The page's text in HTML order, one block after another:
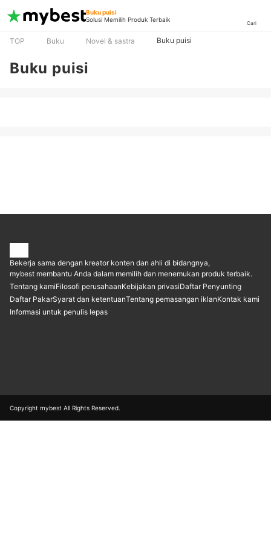
Buku puisi
Solusi Memilih Produk Terbaik
Cari
TOP Buku Novel & sastra Buku puisi
Buku puisi
Bekerja sama dengan kreator konten dan ahli di bidangnya,
mybest membantu Anda dalam memilih dan menemukan produk terbaik.
Tentang kamiFilosofi perusahaanKebijakan privasiDaftar Penyunting
Daftar PakarSyarat dan ketentuanTentang pemasangan iklanKontak kami
Informasi untuk penulis lepas
Copyright mybest All Rights Reserved.